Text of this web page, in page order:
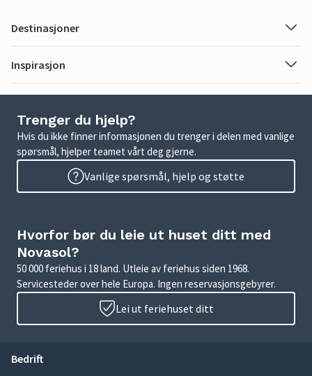
Destinasjoner
Inspirasjon
Trenger du hjelp?
Hvis du ikke finner informasjonen du trenger i delen med vanlige
spørsmål, hjelper teamet vårt deg gjerne.
Vanlige spørsmål, hjelp og støtte
Hvorfor bør du leie ut huset ditt med
Novasol?
50 000 feriehus i 18 land. Utleie av feriehus siden 1968.
Servicesteder over hele Europa. Ingen reservasjonsgebyrer.
Lei ut feriehuset ditt
Bedrift